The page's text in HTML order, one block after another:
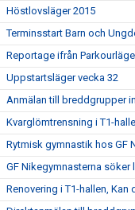
Höstlovsläger 2015
Terminsstart Barn och
Reportage ifrån
Uppstartsläger vecka 32
Anmälan till breddgrupper
Kvarglömtrensning i T1-
Rytmisk gymnastik hos GF
GF Nikegymnasterna
Renovering i T1-hallen, Kan